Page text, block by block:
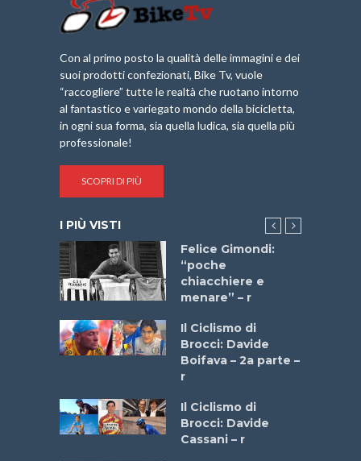
Con al primo posto la qualità delle immagini e dei
suoi prodotti confezionati, Bike Tv, vuole
“raccogliere” tutte le realtà che ruotano intorno
al fantastico e variegato mondo della bicicletta,
in ogni sua forma, sia quella ludica, sia quella più
professionale!
SCOPRI DI PIÙ
I PIÙ VISTI
Felice Gimondi:
“poche
chiacchiere e
menare” – r
Il Ciclismo di
Brocci: Davide
Boifava – 2a parte –
r
Il Ciclismo di
Brocci: Davide
Cassani – r